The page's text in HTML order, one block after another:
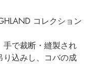
コレクション
手で裁断・縫製され
り込みし、コバの成